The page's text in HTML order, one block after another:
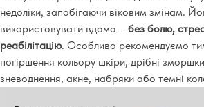
недоліки, запобігаючи віковим змінам.
використовувати вдома – без болю,
реабілітацію. Особливо рекомендуємо
погіршення кольору шкіри, дрібні
зневоднення, акне, набряки або темні